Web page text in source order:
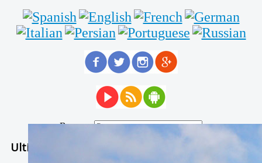
Buscar...
Ultimas Noticias